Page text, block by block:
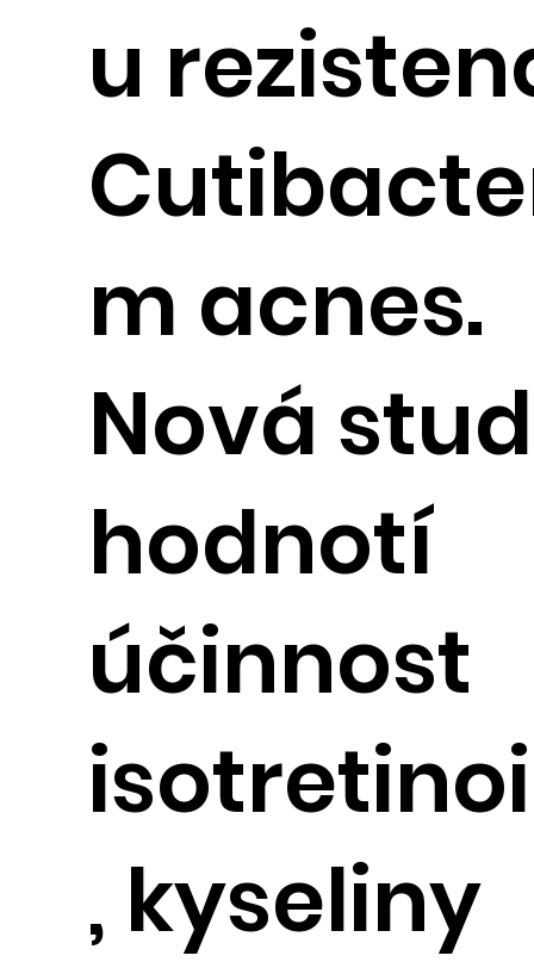
u
m acnes.
Nová
hodnotí
účinnost
, kyseliny